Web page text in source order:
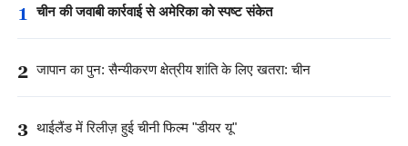
1 चीन की जवाबी कार्रवाई से अमेरिका को स्पष्ट संकेत
2 जापान का पुन: सैन्यीकरण क्षेत्रीय शांति के लिए खतरा: चीन
3 थाईलैंड में रिलीज़ हुई चीनी फिल्म "डीयर यू"